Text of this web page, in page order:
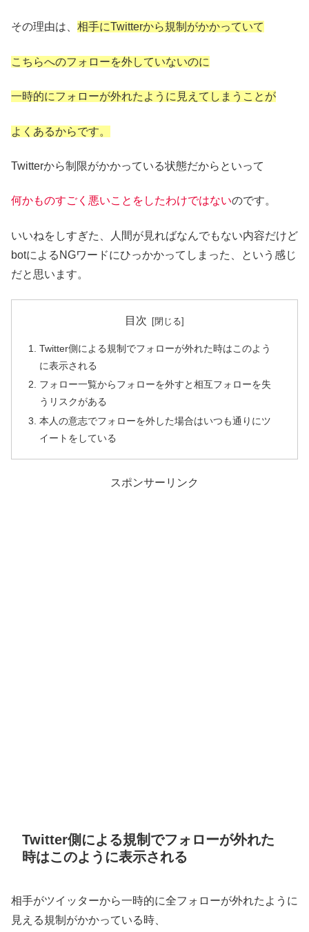
その理由は、 相手にTwitterから規制がかかっていて
こちらへのフォローを外していないのに
一時的にフォローが外れたように見えてしまうことが
よくあるからです。
Twitterから制限がかかっている状態だからといって
何かものすごく悪いことをしたわけではないのです。
いいねをしすぎた、人間が見ればなんでもない内容だけど
botによるNGワードにひっかかってしまった、という感じ
だと思います。
目次
Twitter側による規制でフォローが外れた時はこのよう
に表示される
フォロー一覧からフォローを外すと相互フォローを失
うリスクがある
本人の意志でフォローを外した場合はいつも通りにツ
イートをしている
スポンサーリンク
Twitter側による規制でフォローが外れた
時はこのように表示される
相手がツイッターから一時的に全フォローが外れたように
見える規制がかかっている時、